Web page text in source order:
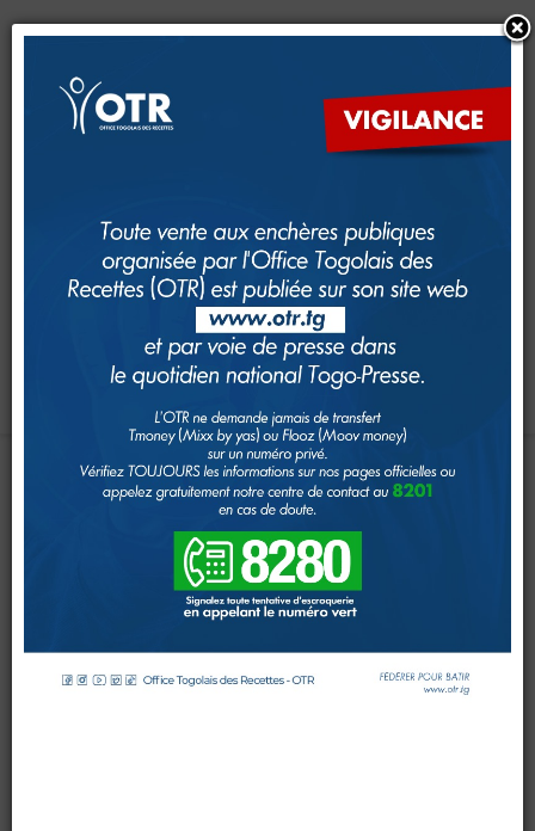
GUDEF Investir au Togo Suivi foncier
Rechercher
Toggle navigation
Accueil
Page d'Accueil
IMPÔTS
Le système fiscal
DOUANES
Douane Togolaise
CADASTRE &
SEMINAIRE D’ORIENTATION DU
SECOND
SEMESTRE 2024
le 30 août 2024
Affichages : 2694